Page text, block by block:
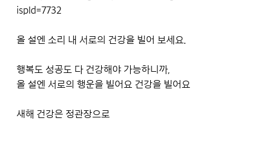
ispId=7732
올 설엔 소리 내 서로의 건강을 빌어 보세요.
행복도 성공도 다 건강해야 가능하니까,
올 설엔 서로의 행운을 빌어요 건강을 빌어요
새해 건강은 정관장으로